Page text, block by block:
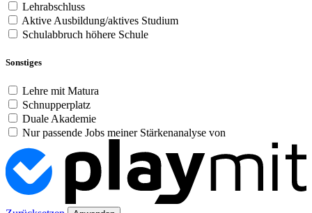
Lehrabschluss
Aktive Ausbildung/aktives Studium
Schulabbruch höhere Schule
Sonstiges
Lehre mit Matura
Schnupperplatz
Duale Akademie
Nur passende Jobs meiner Stärkenanalyse von